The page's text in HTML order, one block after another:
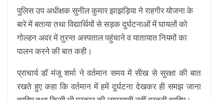
पुलिस उप अधीक्षक सुनील कुमार झाझड़िया ने राहगीर योजना के
बारे में बताया तथा विद्यार्थियों से सड़क दुर्घटनाओं में घायलों को
गोल्डन अवर में तुरन्त अस्पताल पहुंचाने व यातायात नियमों का
पालन करने की बात कही।
प्राचार्य डॉ मंजू शर्मा ने वर्तमान समय में सीख से सुरक्षा की बात
रखते हुए कहा कि वर्तमान में हमें दुर्घटना देखकर ही समझ जाना